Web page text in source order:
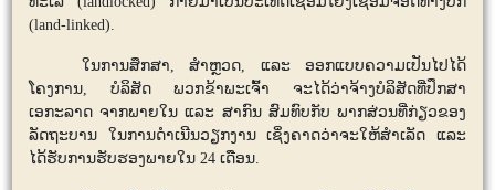
(land-linked).
ໃນການສຶກສາ,ສຳຫຼວດ, ແລະ ອອກແບບຄວາມເປັນໄປໄດ້
ໂຄງການ, ບໍລິສັດ ພວກຂ້າພະເຈົ້າ ຈະໄດ້ວ່າຈ້າງບໍລິສັດທີ່ປຶກສາ
ເອກະລາດ ຈາກພາຍໃນ ແລະ ສາກົນ ສົມທົບກັບ ພາກສ່ວນທີ່ກ່ຽວຂອງ
ລັດຖະບານ ໃນການດໍາເນີນວຽກງານ ເຊິ່ງຄາດວ່າຈະໃຫ້ສຳເລັດ ແລະ
ໄດ້ຮັບການຮັບຮອງພາຍໃນ 24 ເດືອນ.